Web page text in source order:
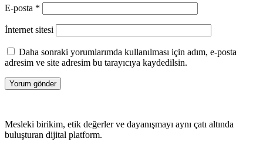
E-posta *
İnternet sitesi
Daha sonraki yorumlarımda kullanılması için adım, e-posta
adresim ve site adresim bu tarayıcıya kaydedilsin.
Mesleki birikim, etik değerler ve dayanışmayı aynı çatı altında
buluşturan dijital platform.